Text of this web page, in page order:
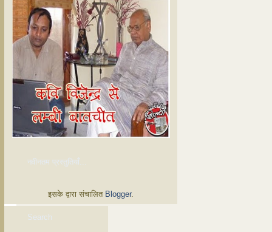
नवीनतम प्रस्तुतियाँ...
इसके द्वारा संचालित Blogger.
Search